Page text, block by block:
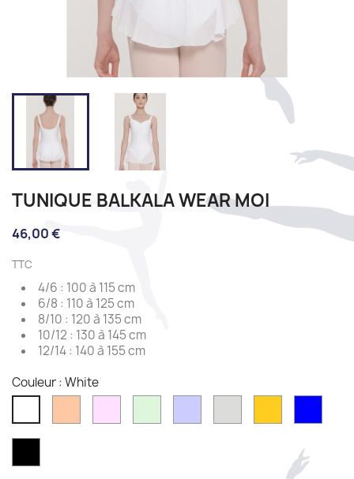
TUNIQUE BALKALA WEAR MOI
46,00 €
TTC
4/6 : 100 à 115 cm
6/8 : 110 à 125 cm
8/10 : 120 à 135 cm
10/12 : 130 à 145 cm
12/14 : 140 à 155 cm
Couleur : White